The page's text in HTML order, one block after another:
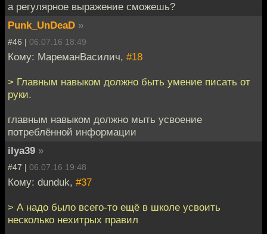
а регулярное выражение сможешь?
Punk_UnDeaD »
#46 | 06.07.16 18:49
Кому: МареманВасилич, #18
> Главным навыком должно быть умение писать от
руки.
главным навыком должно мыть усвоение
потреблённой информации
ilya39 »
#47 | 06.07.16 19:48
Кому: dunduk, #37
> А надо было всего-то ещё в школе усвоить
несколько нехитрых правил